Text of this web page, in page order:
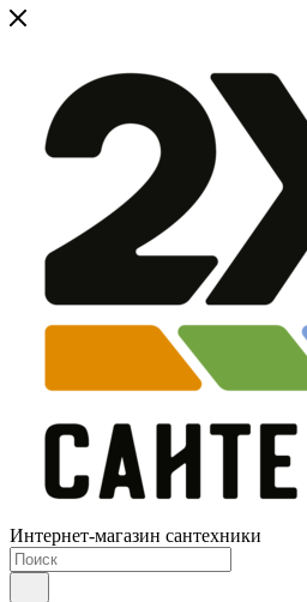
Интернет-магазин сантехники